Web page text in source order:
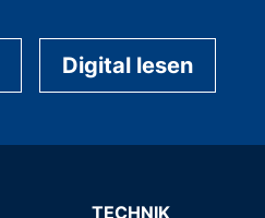
Digital lesen
TECHNIK